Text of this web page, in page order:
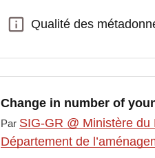
Qualité des métadonnées:
Qualité des
Change in number of
Par SIG-GR @ Ministère
Département de